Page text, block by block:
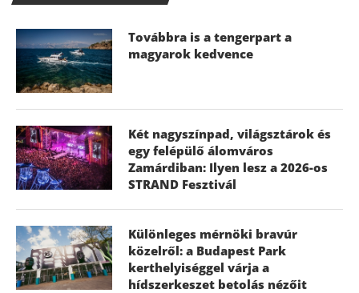
Továbbra is a tengerpart a
magyarok kedvence
Két nagyszínpad, világsztárok és
egy felépülő álomváros
Zamárdiban: Ilyen lesz a 2026-os
STRAND Fesztivál
Különleges mérnöki bravúr
közelről: a Budapest Park
kerthelyiséggel várja a
hídszerkeszet betolás nézőit